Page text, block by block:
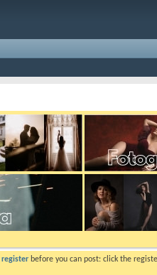
register before you can post: click the